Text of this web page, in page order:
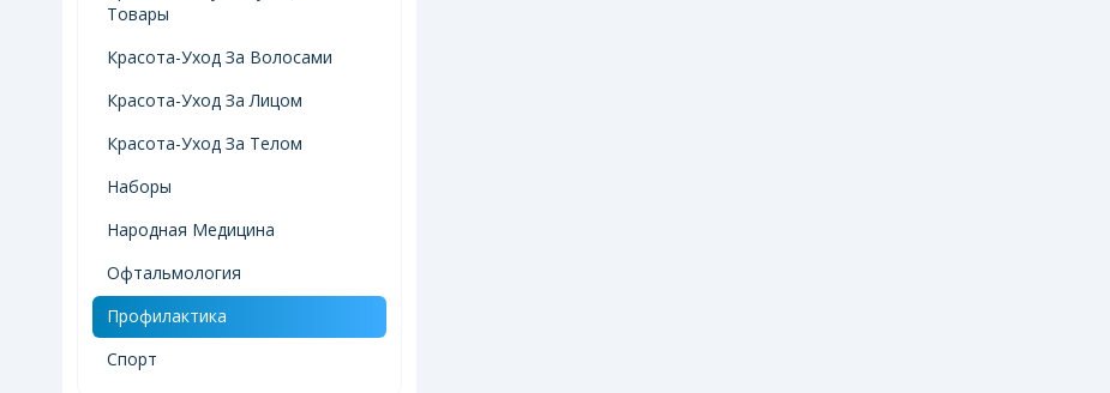
Товары
Красота-Уход За Волосами
Красота-Уход За Лицом
Красота-Уход За Телом
Наборы
Народная Медицина
Офтальмология
Профилактика
Спорт